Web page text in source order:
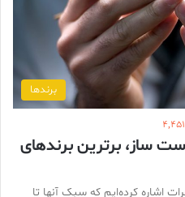
برندها
4,451
ساز، برترين برندهای
جواهرات اشاره کرده‌ايم که سبک آنها تا